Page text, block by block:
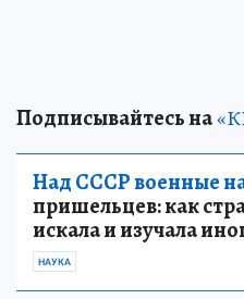
Подписывайтесь на
Над СССР военные
пришельцев: как
искала и изучала
НАУКА